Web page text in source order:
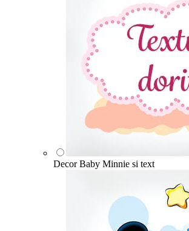
Decor Baby Minnie si text